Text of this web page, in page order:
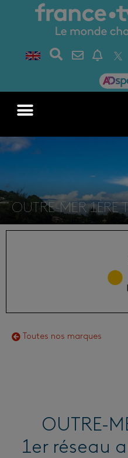
OUTRE-MER 1ÈRE
Toutes nos marques
OUTRE-
1er réseau